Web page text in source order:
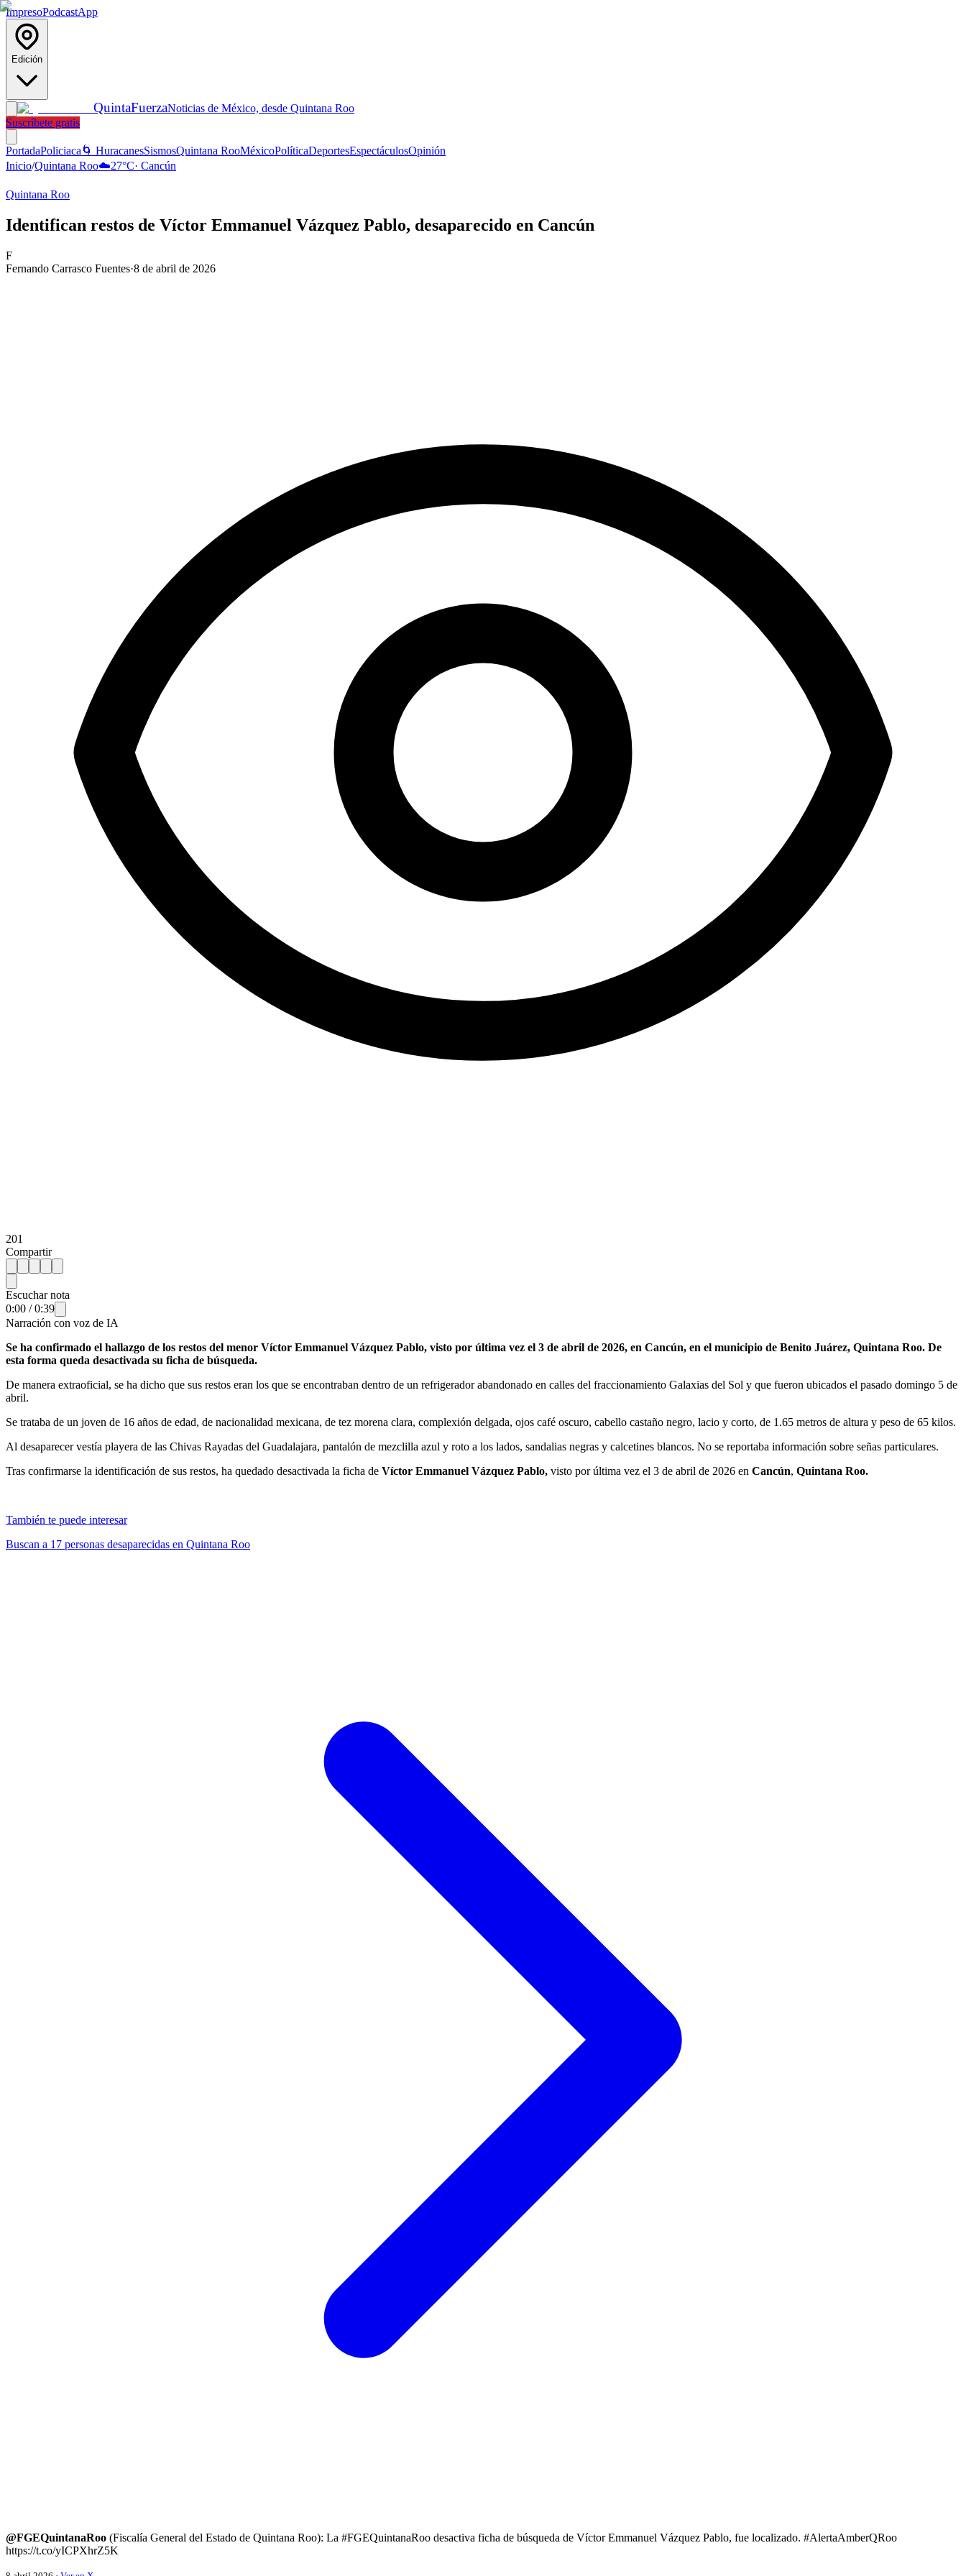
ImpresoPodcastApp
Edición
QuintaFuerzaNoticias de México, desde Quintana Roo
Suscríbete gratis
PortadaPoliciaca 🌀 HuracanesSismosQuintana RooMéxicoPolíticaDeportesEspectáculosOpinión
Inicio/Quintana Roo☁️27°C· Cancún
Quintana Roo
Identifican restos de Víctor Emmanuel Vázquez Pablo, desaparecido en Cancún
F
Fernando Carrasco Fuentes·8 de abril de 2026
201
Compartir
Escuchar nota
0:00 /0:39
Narración con voz de IA
Se ha confirmado el hallazgo de los restos del menor Víctor Emmanuel Vázquez Pablo, visto por última vez el 3 de abril de 2026, en Cancún, en el municipio de Benito Juárez, Quintana Roo. De
esta forma queda desactivada su ficha de búsqueda.
De manera extraoficial, se ha dicho que sus restos eran los que se encontraban dentro de un refrigerador abandonado en calles del fraccionamiento Galaxias del Sol y que fueron ubicados el pasado domingo 5 de
abril.
Se trataba de un joven de 16 años de edad, de nacionalidad mexicana, de tez morena clara, complexión delgada, ojos café oscuro, cabello castaño negro, lacio y corto, de 1.65 metros de altura y peso de 65 kilos.
Al desaparecer vestía playera de las Chivas Rayadas del Guadalajara, pantalón de mezclilla azul y roto a los lados, sandalias negras y calcetines blancos. No se reportaba información sobre señas particulares.
Tras confirmarse la identificación de sus restos, ha quedado desactivada la ficha de Víctor Emmanuel Vázquez Pablo, visto por última vez el 3 de abril de 2026 en Cancún, Quintana Roo.
También te puede interesar
Buscan a 17 personas desaparecidas en Quintana Roo
@FGEQuintanaRoo (Fiscalía General del Estado de Quintana Roo): La #FGEQuintanaRoo desactiva ficha de búsqueda de Víctor Emmanuel Vázquez Pablo, fue localizado. #AlertaAmberQRoo
https://t.co/yICPXhrZ5K